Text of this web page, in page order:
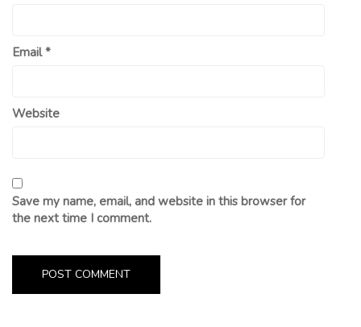
Email*
Website
Save my name, email, and website in this browser for
the next time I comment.